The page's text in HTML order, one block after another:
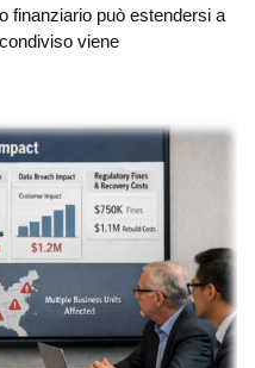
finanziario può estendersi a
viene